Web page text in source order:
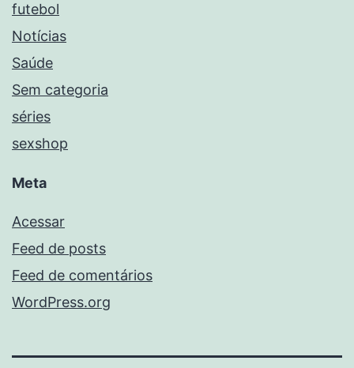
futebol
Notícias
Saúde
Sem categoria
séries
sexshop
Meta
Acessar
Feed de posts
Feed de comentários
WordPress.org